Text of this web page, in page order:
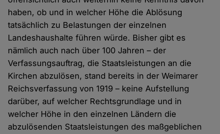
haben, ob und in welcher Höhe die Ablösung
tatsächlich zu Belastungen der einzelnen
Landeshaushalte führen würde. Bisher gibt es
nämlich auch nach über 100 Jahren – der
Verfassungsauftrag, die Staatsleistungen an die
Kirchen abzulösen, stand bereits in der Weimarer
Reichsverfassung von 1919 – keine Aufstellung
darüber, auf welcher Rechtsgrundlage und in
welcher Höhe in den einzelnen Ländern die
abzulösenden Staatsleistungen des maßgeblichen